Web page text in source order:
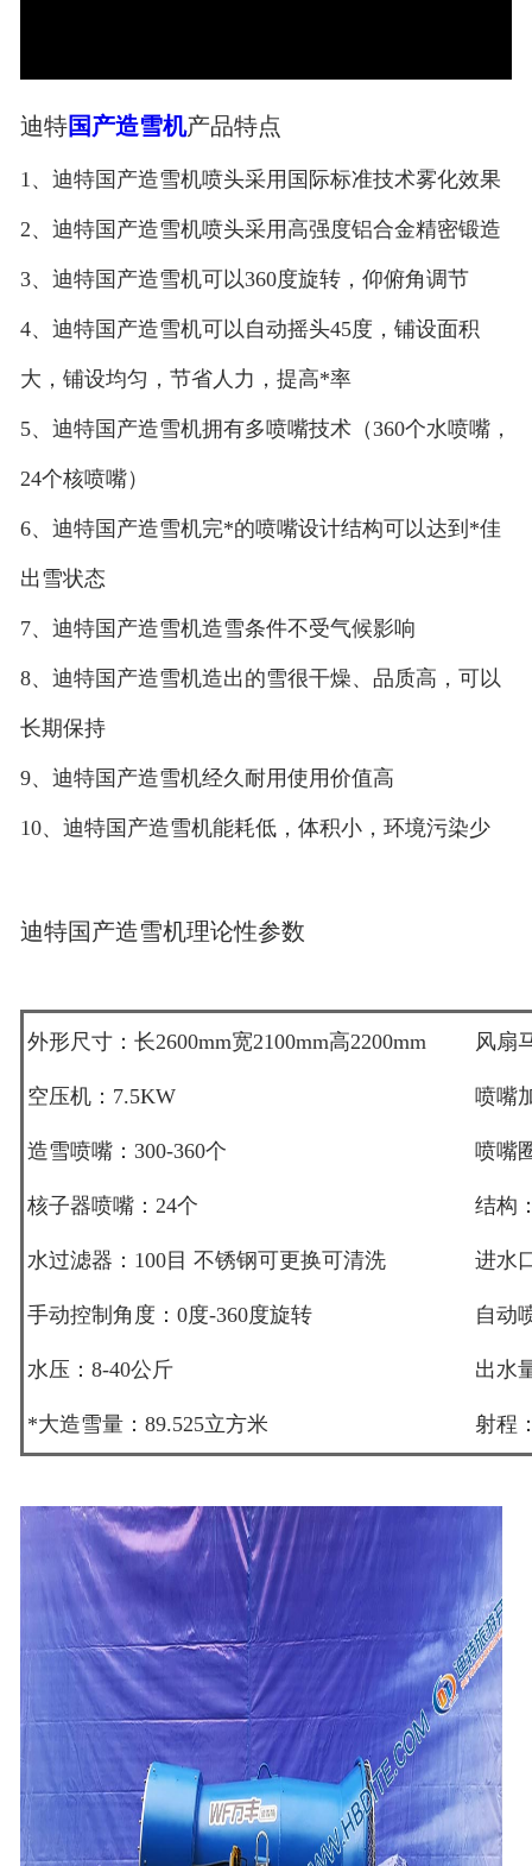
迪特国产造雪机产品特点
1、迪特国产造雪机喷头采用国际标准技术雾化效果
2、迪特国产造雪机喷头采用高强度铝合金精密锻造
3、迪特国产造雪机可以360度旋转，仰俯角调节
4、迪特国产造雪机可以自动摇头45度，铺设面积
大，铺设均匀，节省人力，提高*率
5、迪特国产造雪机拥有多喷嘴技术（360个水喷嘴，
24个核喷嘴）
6、迪特国产造雪机完*的喷嘴设计结构可以达到*佳
出雪状态
7、迪特国产造雪机造雪条件不受气候影响
8、迪特国产造雪机造出的雪很干燥、品质高，可以
长期保持
9、迪特国产造雪机经久耐用使用价值高
10、迪特国产造雪机能耗低，体积小，环境污染少
迪特国产造雪机理论性参数
外形尺寸：长2600mm宽2100mm高2200mm 风扇
空压机：7.5KW 喷嘴
造雪喷嘴：300-360个 喷嘴
核子器喷嘴：24个 结构
水过滤器：100目 不锈钢可更换可清洗 进水
手动控制角度：0度-360度旋转 自动
水压：8-40公斤 出水
*大造雪量：89.525立方米 射程